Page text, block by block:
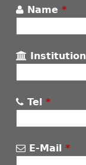
Name *
Institution
Tel *
E-Mail *